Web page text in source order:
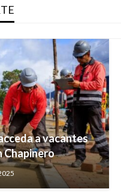
a vacantes
Chapinero